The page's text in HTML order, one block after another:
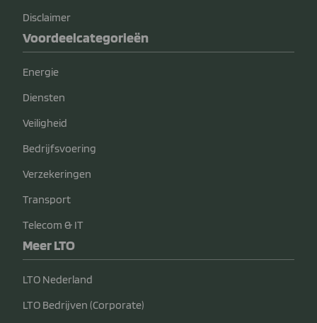
Disclaimer
Voordeelcategorieën
Energie
Diensten
Veiligheid
Bedrijfsvoering
Verzekeringen
Transport
Telecom & IT
Meer LTO
LTO Nederland
LTO Bedrijven (Corporate)